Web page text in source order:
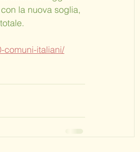
la nuova soglia,
comuni-italiani/